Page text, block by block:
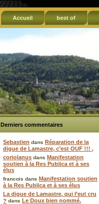
Accueil best of
Derniers commentaires
Sebastien dans Réparation de la
digue de Lamastre, c’est OUF !!! ,
coriolanus dans Manifestation
soutien à la Res Publica et à ses
élus
francois dans Manifestation soutien
à la Res Publica et à ses élus
La digue de Lamastre, qui l’eut cru
? dans Le Doux bien nommé.